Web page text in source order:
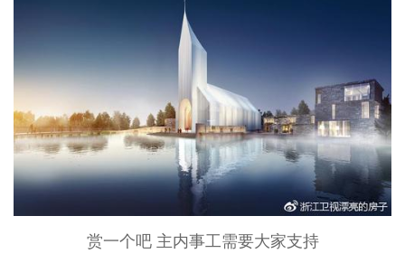
赏一个吧 主内事工需要大家支持